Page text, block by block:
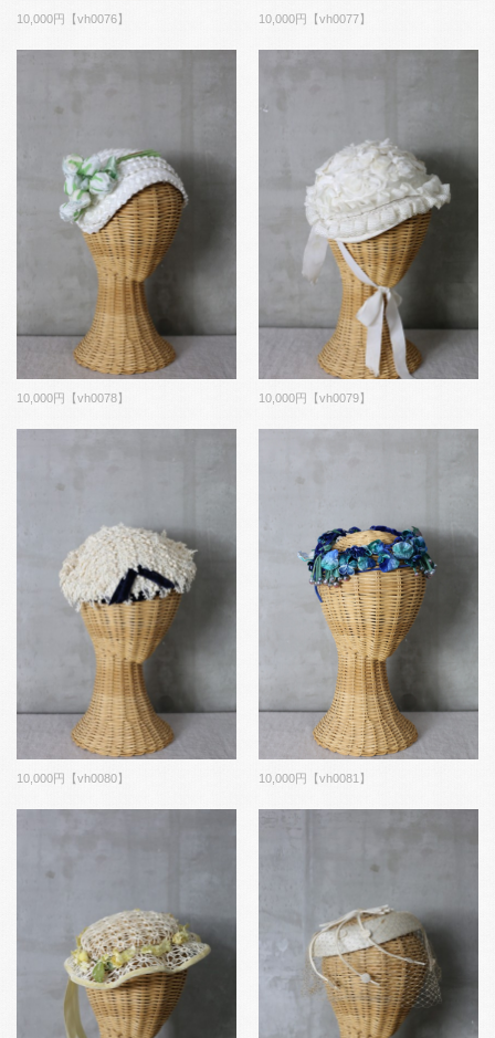
10,000円【vh0076】 10,000円【vh0077】
10,000円【vh0078】 10,000円【vh0079】
10,000円【vh0080】 10,000円【vh0081】